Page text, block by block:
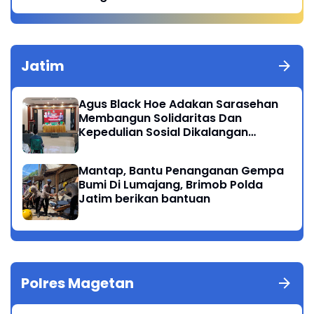
Jatim
Agus Black Hoe Adakan Sarasehan
Membangun Solidaritas Dan
Kepedulian Sosial Dikalangan
Mantap, Bantu Penanganan Gempa
Bumi Di Lumajang, Brimob Polda
Jatim berikan bantuan
Polres Magetan